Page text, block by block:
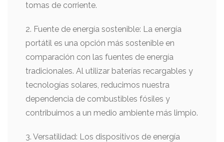
tomas de corriente.
2. Fuente de energía sostenible: La energía
portátil es una opción más sostenible en
comparación con las fuentes de energía
tradicionales. Al utilizar baterías recargables y
tecnologías solares, reducimos nuestra
dependencia de combustibles fósiles y
contribuimos a un medio ambiente más limpio.
3. Versatilidad: Los dispositivos de energía